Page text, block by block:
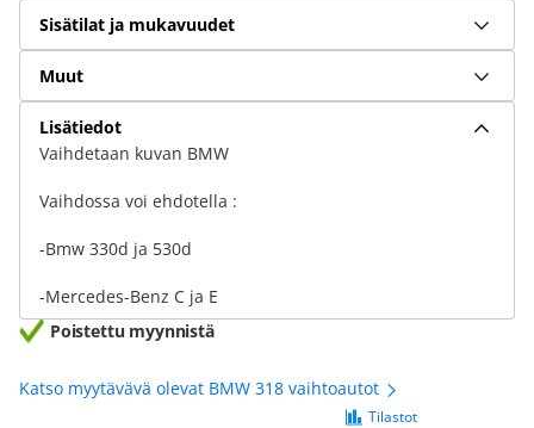
Sisätilat ja mukavuudet
Muut
Lisätiedot
Vaihdetaan kuvan BMW
Vaihdossa voi ehdotella :
-Bmw 330d ja 530d
-Mercedes-Benz C ja E
Poistettu myynnistä
Katso myytävävä olevat BMW 318 vaihtoautot
Tilastot